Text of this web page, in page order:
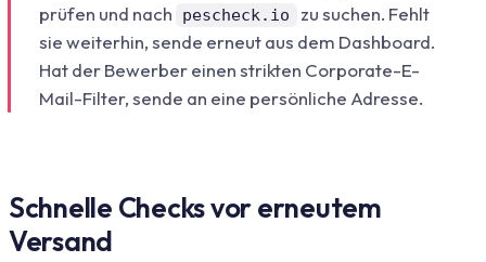
prüfen und nach
pescheck.io
zu suchen. Fehlt
sie weiterhin, sende erneut aus dem Dashboard.
Hat der Bewerber einen strikten Corporate-E-
Mail-Filter, sende an eine persönliche Adresse.
Schnelle Checks vor erneutem
Versand